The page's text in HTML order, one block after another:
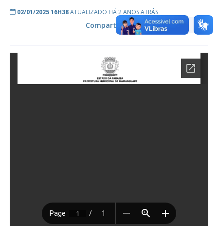
02/01/2025 16H38ATUALIZADO HÁ 2 ANOS ATRÁS
Compartilhe: